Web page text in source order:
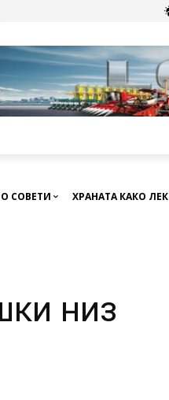
СОВЕТИ ХРАНАТА КАКО ЛЕК
низ